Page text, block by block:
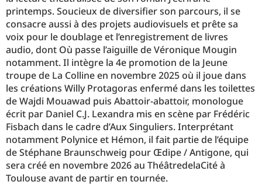
printemps. Soucieux de diversifier son parcours, il se
consacre aussi à des projets audiovisuels et prête sa
voix pour le doublage et l’enregistrement de livres
audio, dont Où passe l’aiguille de Véronique Mougin
notamment. Il intègre la 4e promotion de la Jeune
troupe de La Colline en novembre 2025 où il joue dans
les créations Willy Protagoras enfermé dans les toilettes
de Wajdi Mouawad puis Abattoir-abattoir, monologue
écrit par Daniel C.J. Lexandra mis en scène par Frédéric
Fisbach dans le cadre d’Aux Singuliers. Interprétant
notamment Polynice et Hémon, il fait partie de l’équipe
de Stéphane Braunschweig pour Œdipe / Antigone, qui
sera créé en novembre 2026 au ThéâtredelaCité à
Toulouse avant de partir en tournée.